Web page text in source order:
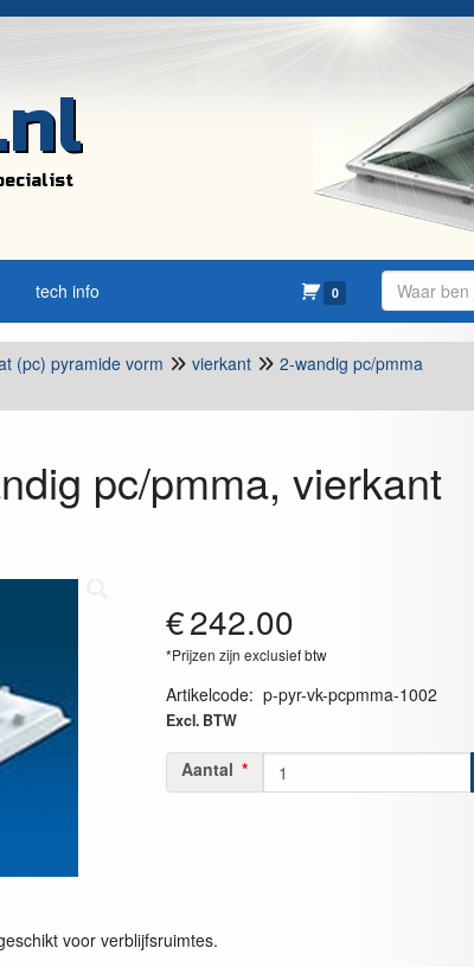
tech info 0
(pc) pyramide vorm vierkant
2-wandig pc/pmma
pc/pmma, vierkant
€242.00
*Prijzen zijn exclusief btw
Artikelcode: p-pyr-vk-pcpmma-1002
Excl. BTW
Aantal
voor verblijfsruimtes.